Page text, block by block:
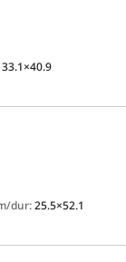
33.1×40.9
dur:25.5×52.1